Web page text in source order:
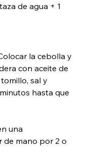
de agua + 1
la cebolla y
con aceite de
sal y
hasta que
una
de mano por 2 o